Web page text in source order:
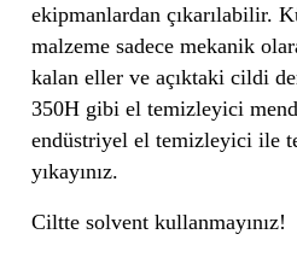
ekipmanlardan çıkarılabilir.
malzeme sadece mekanik
kalan eller ve açıktaki cildi
350H gibi el temizleyici
endüstriyel el temizleyici ile
yıkayınız.
Ciltte solvent kullanmayınız!